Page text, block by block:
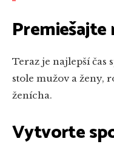
Teraz je najlepší čas
stole mužov a ženy,
ženícha.
Vytvorte